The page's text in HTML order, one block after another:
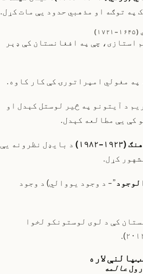
په توګه او مذهبي حدود یې مات کړل.
استازی، چې په افغانستان کې ډېر
په مغولي امپراتورۍ کې کار کاوه.
د آیتونو په څیر لوستل کېدل او
کې یې مطالعه کېدل.
۱۹۸۲)
د بایډل نظرونه یې
کړل.
”- د وجود يووالي) د وجود
کې د لوی لوستونکو لخوا
لاره
عالمه